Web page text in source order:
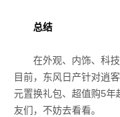
总结
在外观、内饰、科
目前，东风日产针对逍
元置换礼包、超值购5年
友们，不妨去看看。